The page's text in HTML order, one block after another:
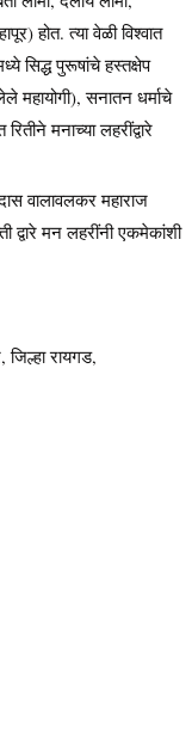
होत. त्या वेळी विश्वात
सिद्ध पुरूषांचे हस्तक्षेप
महायोगी), सनातन धर्माचे
मनाच्या लहरींद्वारे
वालावलकर महाराज
द्वारे मन लहरींनी एकमेकांशी
रायगड,